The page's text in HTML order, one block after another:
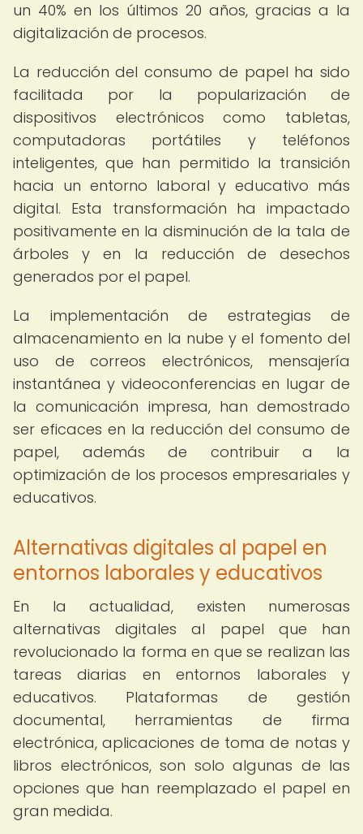
un 40% en los últimos 20 años, gracias a la
digitalización de procesos.
La reducción del consumo de papel ha sido
facilitada por la popularización de
dispositivos electrónicos como tabletas,
computadoras portátiles y teléfonos
inteligentes, que han permitido la transición
hacia un entorno laboral y educativo más
digital. Esta transformación ha impactado
positivamente en la disminución de la tala de
árboles y en la reducción de desechos
generados por el papel.
La implementación de estrategias de
almacenamiento en la nube y el fomento del
uso de correos electrónicos, mensajería
instantánea y videoconferencias en lugar de
la comunicación impresa, han demostrado
ser eficaces en la reducción del consumo de
papel, además de contribuir a la
optimización de los procesos empresariales y
educativos.
Alternativas digitales al papel en
entornos laborales y educativos
En la actualidad, existen numerosas
alternativas digitales al papel que han
revolucionado la forma en que se realizan las
tareas diarias en entornos laborales y
educativos. Plataformas de gestión
documental, herramientas de firma
electrónica, aplicaciones de toma de notas y
libros electrónicos, son solo algunas de las
opciones que han reemplazado el papel en
gran medida.